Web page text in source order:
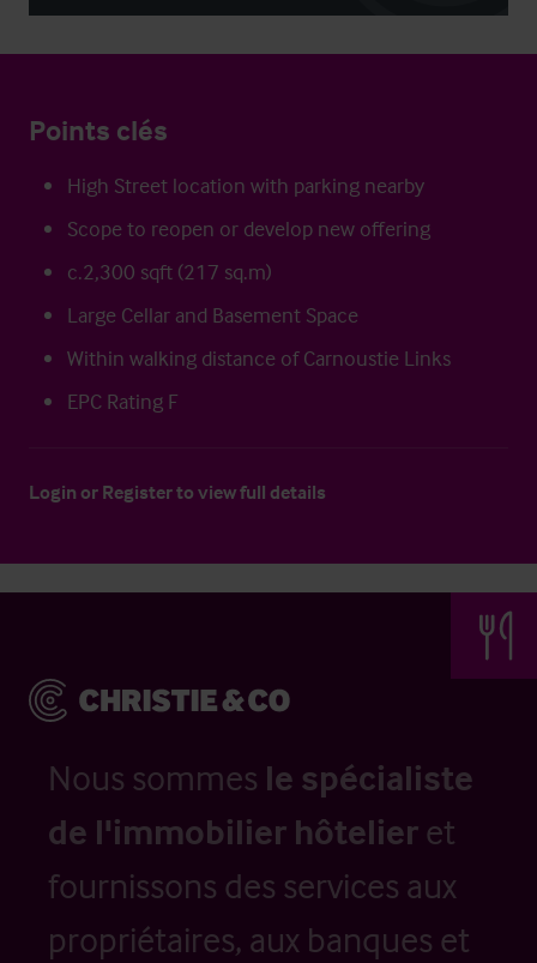
Points clés
High Street location with parking nearby
Scope to reopen or develop new offering
c.2,300 sqft (217 sq.m)
Large Cellar and Basement Space
Within walking distance of Carnoustie Links
EPC Rating F
Login or Registerto view full details
Nous sommes le spécialiste
de l'immobilier hôtelier et
fournissons des services aux
propriétaires, aux banques et